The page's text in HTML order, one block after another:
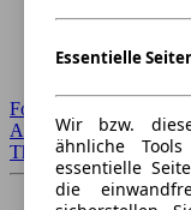
Forum Startseite
Alle Auto-Foren
Themen-Forum
Essentielle
Wir bzw.
ähnliche
essentielle
die